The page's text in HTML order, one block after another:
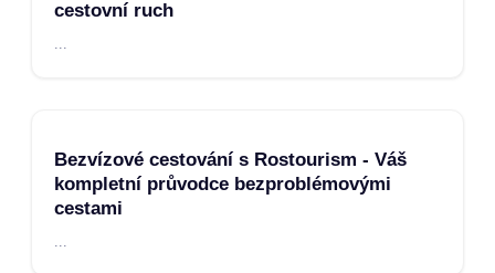
cestovní ruch
Bezvízové cestování s Rostourism - Váš
kompletní průvodce bezproblémovými
cestami